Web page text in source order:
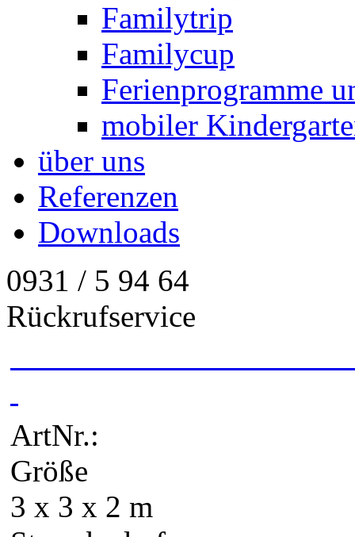
Familytrip
Familycup
Ferienprogramme
mobiler
über uns
Referenzen
Downloads
0931 / 5 94 64
Rückrufservice
ArtNr.:
Größe
3 x 3 x 2 m